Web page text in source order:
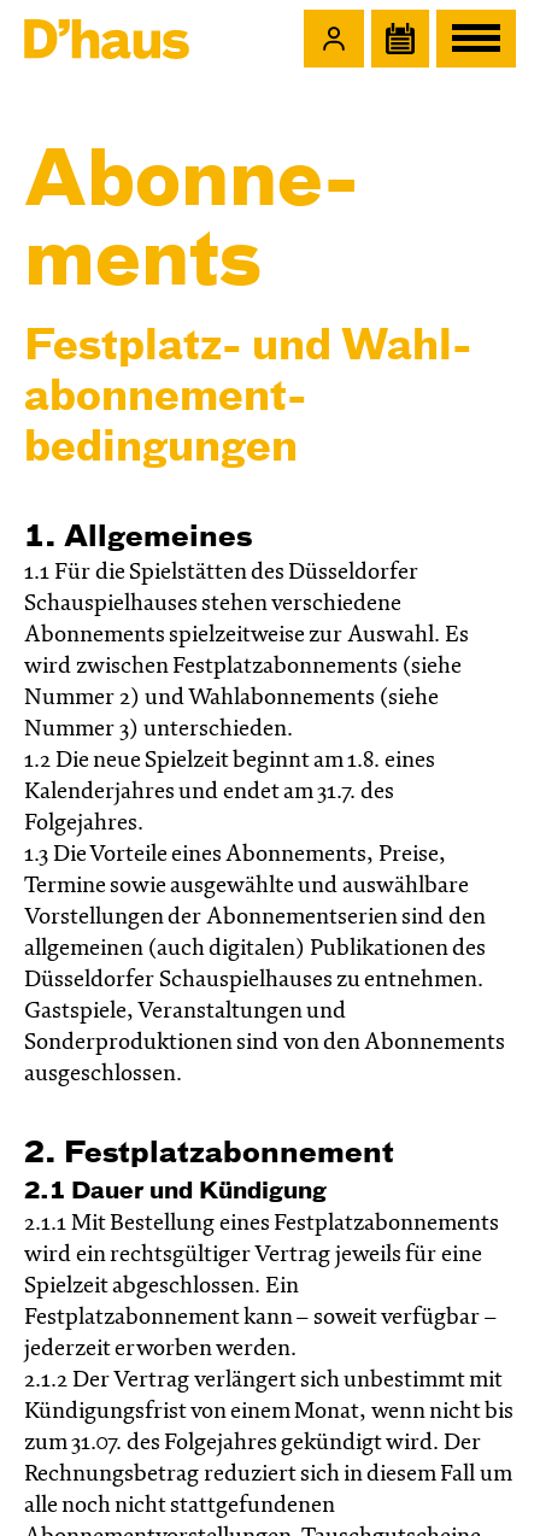
Abonne­
ments
Festplatz- und Wahl­
abonnement­
bedingungen
1. All­ge­mei­nes
1.1 Für die Spielstätten des Düsseldorfer
Schauspielhauses stehen verschiedene
Abonnements spielzeitweise zur Auswahl. Es
wird zwischen Festplatzabonnements (siehe
Nummer 2) und Wahlabonnements (siehe
Nummer 3) unterschieden.
1.2 Die neue Spielzeit beginnt am 1.8. eines
Kalenderjahres und endet am 31.7. des
Folgejahres.
1.3 Die Vorteile eines Abonnements, Preise,
Termine sowie ausgewählte und auswählbare
Vorstellungen der Abonnementserien sind den
allgemeinen (auch digitalen) Publikationen des
Düsseldorfer Schauspielhauses zu entnehmen.
Gastspiele, Veranstaltungen und
Sonderproduktionen sind von den Abonnements
ausgeschlossen.
2. Festplatzabonnement
2.1 Dauer und Kündigung
2.1.1 Mit Bestellung eines Festplatzabonnements
wird ein rechtsgültiger Vertrag jeweils für eine
Spielzeit abgeschlossen. Ein
Festplatzabonnement kann – soweit verfügbar –
jederzeit erworben werden.
2.1.2 Der Vertrag verlängert sich unbestimmt mit
Kündigungsfrist von einem Monat, wenn nicht bis
zum 31.07. des Folgejahres gekündigt wird. Der
Rechnungsbetrag reduziert sich in diesem Fall um
alle noch nicht stattgefundenen